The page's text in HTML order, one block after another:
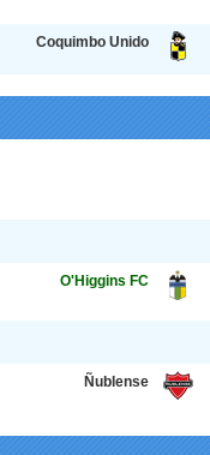
Coquimbo Unido
O'Higgins FC
Ñublense